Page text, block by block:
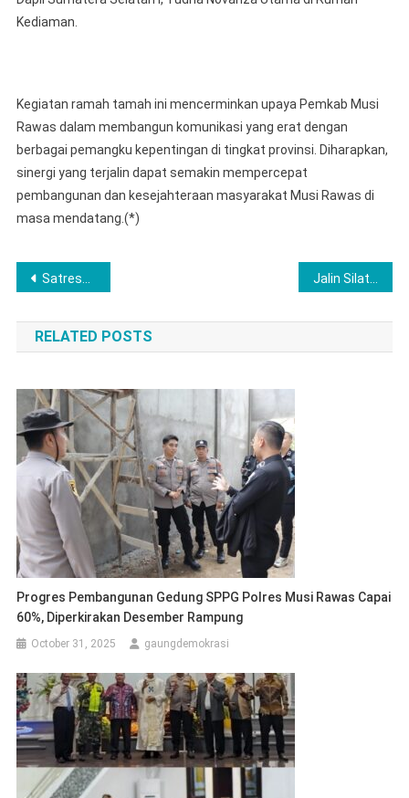
Kediaman.
Kegiatan ramah tamah ini mencerminkan upaya Pemkab Musi
Rawas dalam membangun komunikasi yang erat dengan
berbagai pemangku kepentingan di tingkat provinsi. Diharapkan,
sinergi yang terjalin dapat semakin mempercepat
pembangunan dan kesejahteraan masyarakat Musi Rawas di
masa mendatang.(*)
Post
navigation
Satresnarkoba Polres Lubuk Linggau Sergap Pengedar Narkoba Saat Transaksi di Sebuah Cafe
RELATED POSTS
Progres Pembangunan Gedung SPPG Polres Musi Rawas Capai
60%, Diperkirakan Desember Rampung
October 31, 2025 gaungdemokrasi